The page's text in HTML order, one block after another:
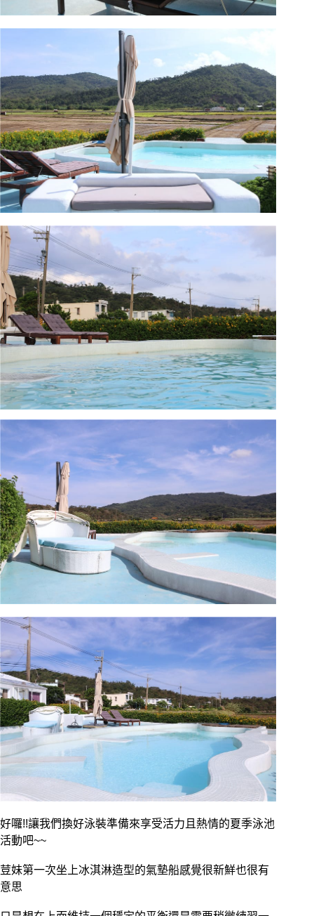
好囉!!讓我們換好泳裝準備來享受活力且熱情的夏季泳池
活動吧~~
荳妹第一次坐上冰淇淋造型的氣墊船感覺很新鮮也很有
意思